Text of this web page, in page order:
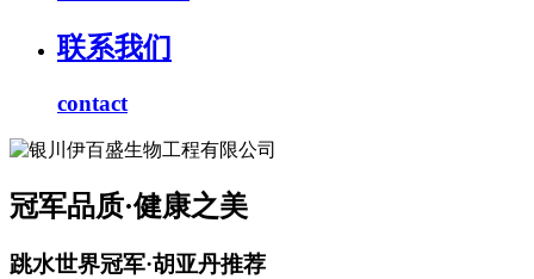
联系我们
contact
冠军品质·健康之美
跳水世界冠军·胡亚丹推荐